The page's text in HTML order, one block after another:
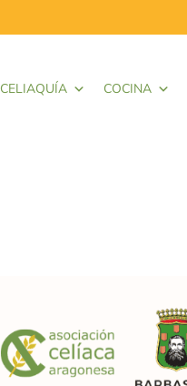
CELIAQUÍA COCINA